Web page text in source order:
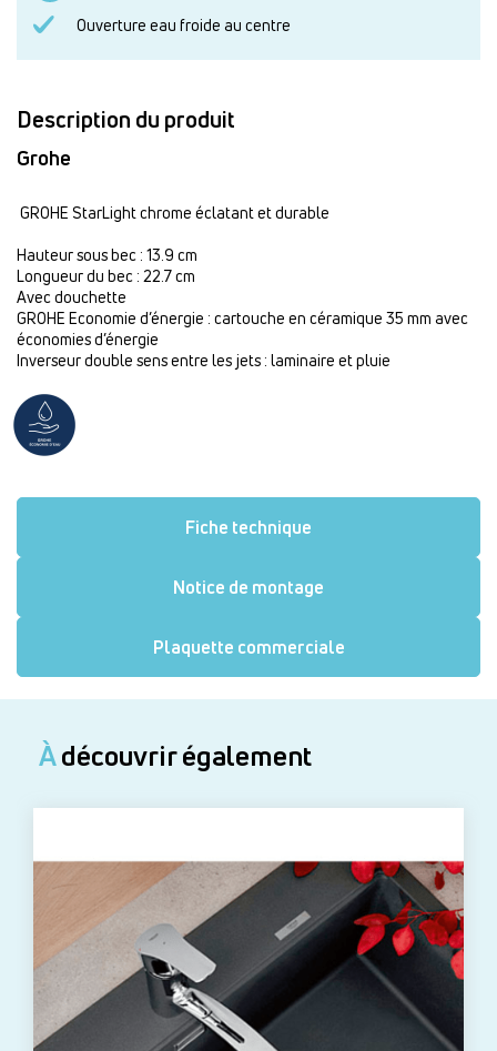
Ouverture eau froide au centre
Description du produit
Grohe
GROHE StarLight chrome éclatant et durable
Hauteur sous bec : 13.9 cm
Longueur du bec : 22.7 cm
Avec douchette
GROHE Economie d’énergie : cartouche en céramique 35 mm avec
économies d’énergie
Inverseur double sens entre les jets : laminaire et pluie
Fiche technique
Notice de montage
Plaquette commerciale
Àdécouvrir également